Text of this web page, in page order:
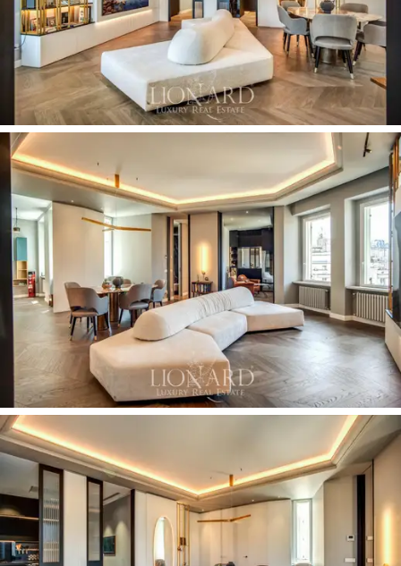
細節的關注。
別墅外部設有私人車庫，這是羅馬市中心獨有的
設施，可確保便利和安全。建築配有電梯，與城
市的歷史背景完美地融為一體，將時代魅力與現
代舒適融為一體。
購買此住宅意味著您可以沉浸在
的魔力之
中，住在擁有精緻美學和所有現代便利設施的豪
華公寓中。對於那些希望居住在羅馬最負盛名的
地區之一、被永恆之城的永恆之美及其獨特的氛
圍所包圍的人來說，這是一個獨特的機會。